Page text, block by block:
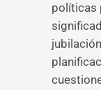
políticas